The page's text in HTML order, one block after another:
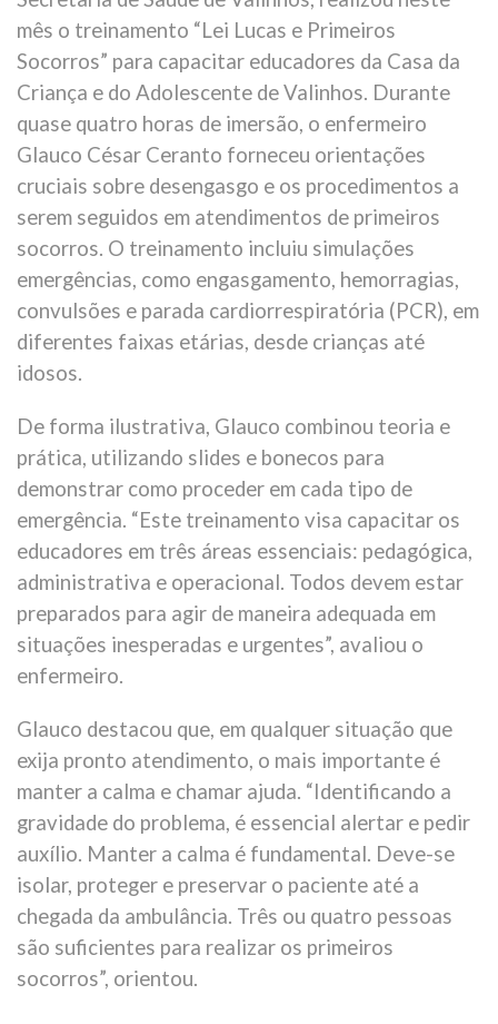
mês o treinamento “Lei Lucas e Primeiros
Socorros” para capacitar educadores da Casa da
Criança e do Adolescente de Valinhos. Durante
quase quatro horas de imersão, o enfermeiro
Glauco César Ceranto forneceu orientações
cruciais sobre desengasgo e os procedimentos a
serem seguidos em atendimentos de primeiros
socorros. O treinamento incluiu simulações
emergências, como engasgamento, hemorragias,
convulsões e parada cardiorrespiratória (PCR), em
diferentes faixas etárias, desde crianças até
idosos.
De forma ilustrativa, Glauco combinou teoria e
prática, utilizando slides e bonecos para
demonstrar como proceder em cada tipo de
emergência. “Este treinamento visa capacitar os
educadores em três áreas essenciais: pedagógica,
administrativa e operacional. Todos devem estar
preparados para agir de maneira adequada em
situações inesperadas e urgentes”, avaliou o
enfermeiro.
Glauco destacou que, em qualquer situação que
exija pronto atendimento, o mais importante é
manter a calma e chamar ajuda. “Identificando a
gravidade do problema, é essencial alertar e pedir
auxílio. Manter a calma é fundamental. Deve-se
isolar, proteger e preservar o paciente até a
chegada da ambulância. Três ou quatro pessoas
são suficientes para realizar os primeiros
socorros”, orientou.